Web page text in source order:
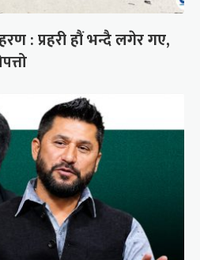
: प्रहरी हौं भन्दै लगेर गए,